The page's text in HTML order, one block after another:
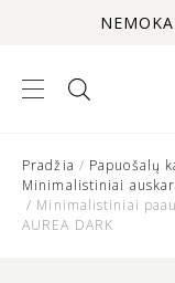
Pradžia / Papuošalų
Minimalistiniai
/ Minimalistiniai
AUREA DARK